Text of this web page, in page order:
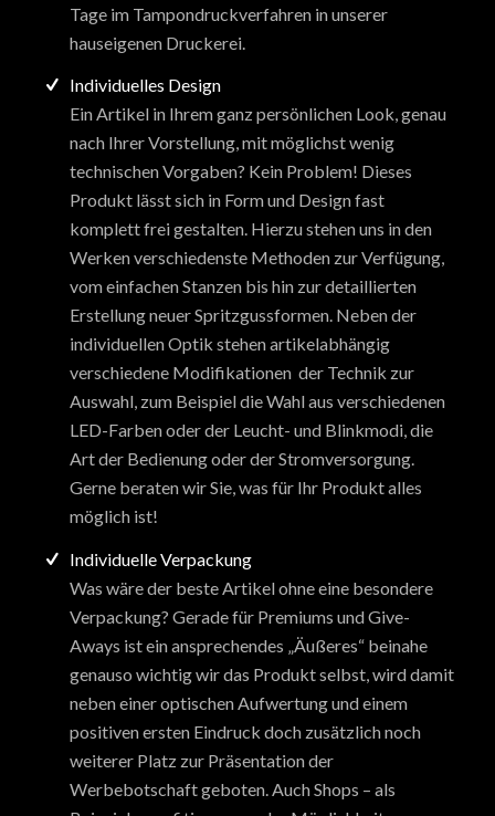
Tage im Tampondruckverfahren in unserer
hauseigenen Druckerei.
Individuelles Design
Ein Artikel in Ihrem ganz persönlichen Look, genau
nach Ihrer Vorstellung, mit möglichst wenig
technischen Vorgaben? Kein Problem! Dieses
Produkt lässt sich in Form und Design fast
komplett frei gestalten. Hierzu stehen uns in den
Werken verschiedenste Methoden zur Verfügung,
vom einfachen Stanzen bis hin zur detaillierten
Erstellung neuer Spritzgussformen. Neben der
individuellen Optik stehen artikelabhängig
verschiedene Modifikationen der Technik zur
Auswahl, zum Beispiel die Wahl aus verschiedenen
LED-Farben oder der Leucht- und Blinkmodi, die
Art der Bedienung oder der Stromversorgung.
Gerne beraten wir Sie, was für Ihr Produkt alles
möglich ist!
Individuelle Verpackung
Was wäre der beste Artikel ohne eine besondere
Verpackung? Gerade für Premiums und Give-
Aways ist ein ansprechendes „Äußeres“ beinahe
genauso wichtig wir das Produkt selbst, wird damit
neben einer optischen Aufwertung und einem
positiven ersten Eindruck doch zusätzlich noch
weiterer Platz zur Präsentation der
Werbebotschaft geboten. Auch Shops – als